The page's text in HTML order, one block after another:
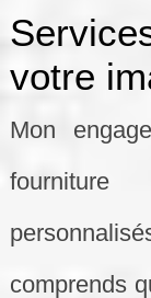
votre
Mon
fourniture
comprends